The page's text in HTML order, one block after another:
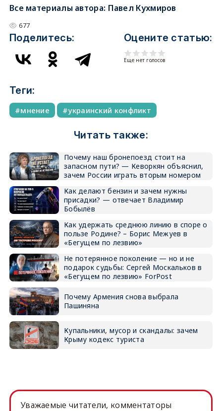
Все материалы автора: Павел Кухмиров
677
Поделитесь: Оцените статью:
Еще нет голосов
Теги:
мнение украинский конфликт
Читать также:
Почему наш бронепоезд стоит на
запасном пути? — Кеворкян объяснил,
зачем России играть вторым номером
Как делают бензин и зачем нужны
присадки? — отвечает Владимир
Бобылёв
Как удержать среднюю линию в споре о
пользе Родине? – Борис Межуев в
«Бегущем по лезвию»
Не потерянное поколение — но и не
подарок судьбы: Сергей Москальков в
«Бегущем по лезвию» ForPost
Почему Армения снова выбрала
Пашиняна
Купальники, мусор и скандалы: зачем
Крыму кодекс туриста
Уважаемые читатели, комментаторы